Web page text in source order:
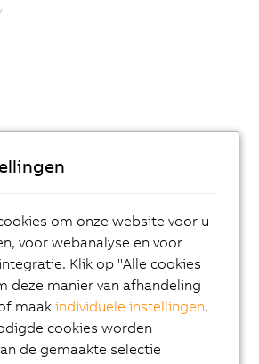
drives (VFD)
motors
om onze website voor u
voor webanalyse en voor
Klik op "Alle cookies
deze manier van afhandeling
maakindividuele instellingen.
cookies worden
de gemaakte selectie